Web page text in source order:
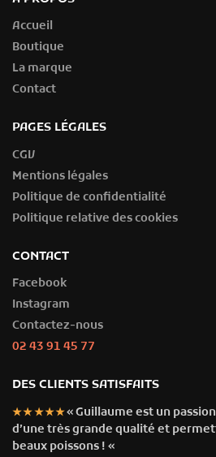
Accueil
Boutique
La marque
Contact
PAGES LÉGALES
CGV
Mentions légales
Politique de confidentialité
Politique relative des cookies
CONTACT
Facebook
Instagram
Contactez-nous
02 43 91 45 77
DES CLIENTS SATISFAITS
★★★★★« Guillaume est un
d’une très grande qualité et
beaux poissons ! «